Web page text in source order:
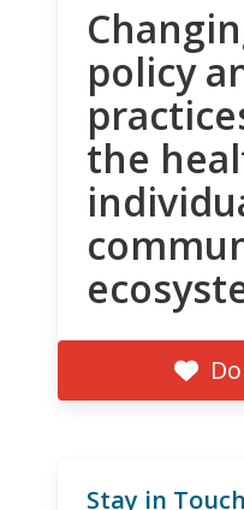
policy
the
Stay in Touch